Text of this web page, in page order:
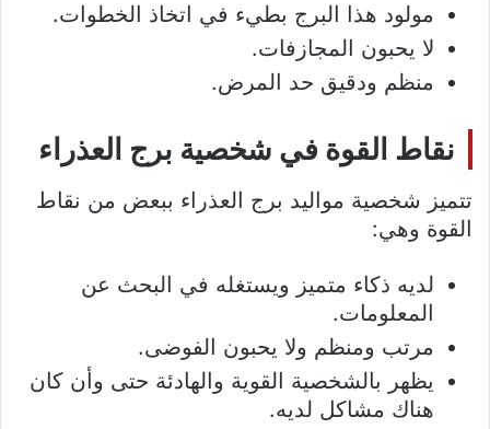
مولود هذا البرج بطيء في اتخاذ الخطوات.
لا يحبون المجازفات.
منظم ودقيق حد المرض.
نقاط القوة في شخصية برج العذراء
تتميز شخصية مواليد برج العذراء ببعض من نقاط
القوة وهي:
لديه ذكاء متميز ويستغله في البحث عن
المعلومات.
مرتب ومنظم ولا يحبون الفوضى.
يظهر بالشخصية القوية والهادئة حتى وأن كان
هناك مشاكل لديه.